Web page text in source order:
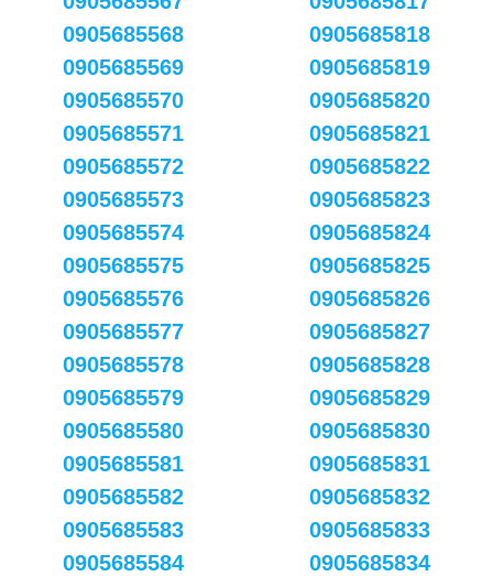
0905685568
0905685569
0905685570
0905685571
0905685572
0905685573
0905685574
0905685575
0905685576
0905685577
0905685578
0905685579
0905685580
0905685581
0905685582
0905685583
0905685584
0905685818
0905685819
0905685820
0905685821
0905685822
0905685823
0905685824
0905685825
0905685826
0905685827
0905685828
0905685829
0905685830
0905685831
0905685832
0905685833
0905685834